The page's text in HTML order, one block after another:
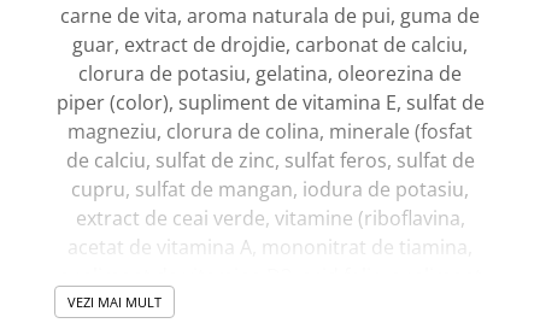
carne de vita, aroma naturala de pui, guma de
guar, extract de drojdie, carbonat de calciu,
clorura de potasiu, gelatina, oleorezina de
piper (color), supliment de vitamina E, sulfat de
magneziu, clorura de colina, minerale (fosfat
de calciu, sulfat de zinc, sulfat feros, sulfat de
cupru, sulfat de mangan, iodura de potasiu,
extract de ceai verde, vitamine (riboflavina,
acetat de vitamina A, mononitrat de tiamina,
de vitamina B12), selenit de sodiu
VEZI MAI MULT